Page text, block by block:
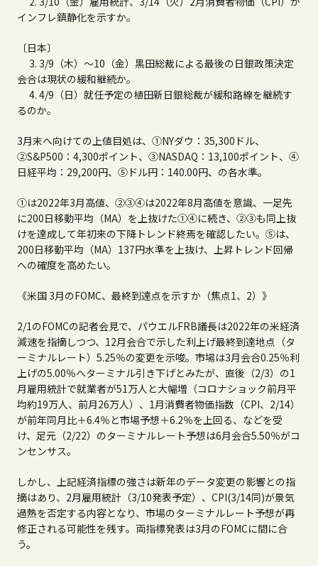
インフレ鎮静化を示すか。
〔日本〕
3. 3/9 （木）～10 （金）黒田総裁による最後の日銀政策決定
会合は現状の緩和継続か。
4. 4/9 （日）就任予定の植田新日銀総裁が緩和路線を継続す
るのか。
3月末へ向けての上値目処は、 ①NYダウ： 35,300 ドル、
②S&P500 ： 4,300ポイント、 ③NASDAQ ： 13,100ポイント、 ④
日経平均： 29,200円、 ⑤ドル円： 140.00円、の各水準。
①は2022年3月高値、②③④は2022年8月高値を意識、一足先
に200日移動平均（MA）を上抜けた①④に続き、②③も同上抜
けを達成して年初来の下降トレンド終焉を確認したい。 ⑤は、
200日移動平均（MA） 137円水準を上抜け、上昇トレンド回帰
への確度を高めたい。
《米国 3月のFOMC、最終到達点を示すか（焦点1、 2）》
2/1のFOMCの記者会見で、パウエルFRB議長は2022年の米経済
減速を指摘しつつ、 12月会合で示した利上げ最終到達地点（タ
ーミナルレート） 5.25％の変更を示唆。市場は3月会合0.25％利
上げの5.00％へターミナル引き下げとみたが、直後（2/3）の1
月雇用統計で就業者が51万人と大幅増（コロナショック前月平
均約19万人、前月26万人）、 1月消費者物価指数（CPI、 2/14）
が前年同月比＋6.4％と市場予想＋6.2％を上回る、などを受
け、足元（2/22）のターミナルレート予想は6月会合5.50％がコ
ンセンサス。
しかし、上記経済指標の強さは新年のデータ変更の影響との指
摘はあり、 2月雇用統計（3/10発表予定）、 CPI(3/14同)が景気
過熱を否定する内容となり、市場のターミナルレート予想が再
修正される可能性を残す。両指標発表は3月のFOMCに間に合
う。